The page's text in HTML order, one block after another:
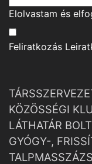
Elolvastam és
Feliratkozás
KÖZÖSSÉGI
LÁTHATÁR
GYÓGY-,
TALPMASSZÁZS